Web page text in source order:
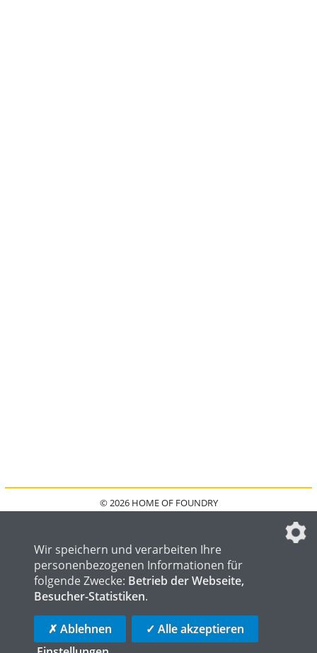
© 2026 HOME OF FOUNDRY
DATENSCHUTZEINSTELLUNGEN
HOME OF LOGISTICS
Wir speichern und verarbeiten Ihre
personenbezogenen Informationen für
folgende Zwecke: Betrieb der Webseite,
Besucher-Statistiken.
✗ Ablehnen
✓ Alle akzeptieren